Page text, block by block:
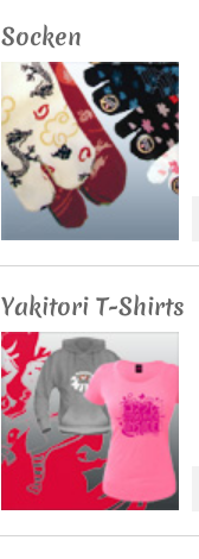
Socken
Yakitori T-Shirts